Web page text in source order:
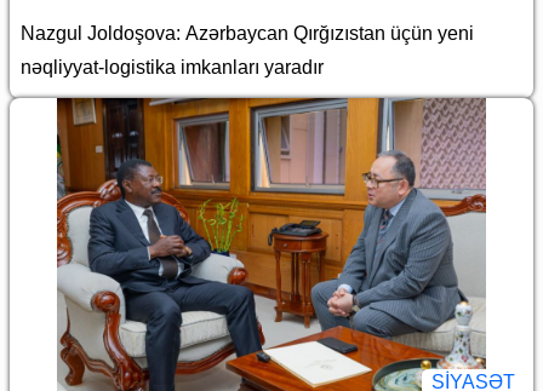
Nazgul Joldoşova: Azərbaycan Qırğızıstan üçün yeni
nəqliyyat-logistika imkanları yaradır
SİYASƏT